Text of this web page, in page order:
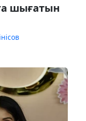
шығатын